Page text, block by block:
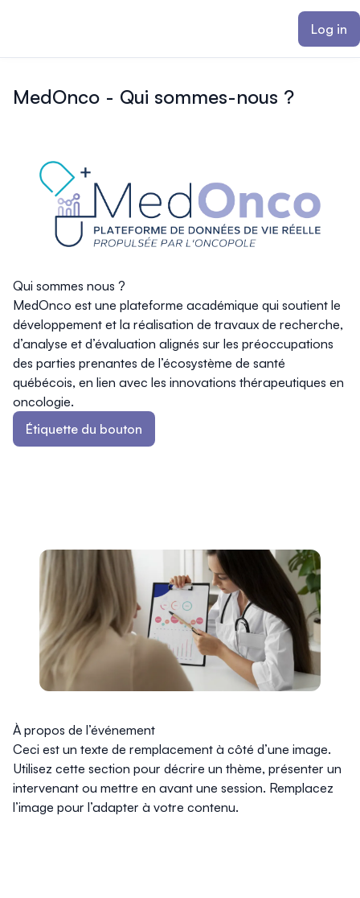
Log in
MedOnco - Qui sommes-nous ?
Qui sommes nous ?
MedOnco est une plateforme académique qui soutient le
développement et la réalisation de travaux de recherche,
d’analyse et d’évaluation alignés sur les préoccupations
des parties prenantes de l’écosystème de santé
québécois, en lien avec les innovations thérapeutiques en
oncologie.
Étiquette du bouton
À propos de l’événement
Ceci est un texte de remplacement à côté d’une image.
Utilisez cette section pour décrire un thème, présenter un
intervenant ou mettre en avant une session. Remplacez
l’image pour l’adapter à votre contenu.